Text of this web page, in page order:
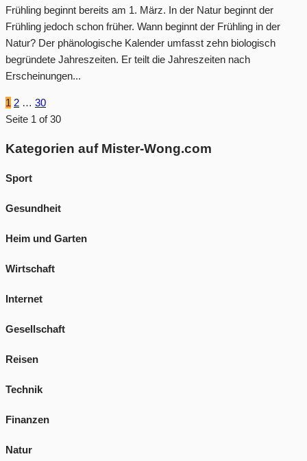
Frühling beginnt bereits am 1. März. In der Natur beginnt der
Frühling jedoch schon früher. Wann beginnt der Frühling in der
Natur? Der phänologische Kalender umfasst zehn biologisch
begründete Jahreszeiten. Er teilt die Jahreszeiten nach
Erscheinungen...
1 2 … 30
Seite 1 of 30
Kategorien auf Mister-Wong.com
Sport
Gesundheit
Heim und Garten
Wirtschaft
Internet
Gesellschaft
Reisen
Technik
Finanzen
Natur